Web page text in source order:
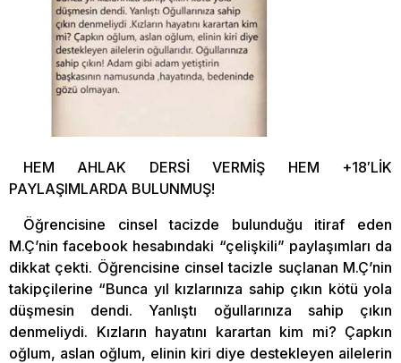
HEM AHLAK DERSİ VERMİŞ HEM +18′LİK
PAYLAŞIMLARDA BULUNMUŞ!
Öğrencisine cinsel tacizde bulunduğu itiraf eden
M.Ç’nin facebook hesabındaki “çelişkili” paylaşımları da
dikkat çekti. Öğrencisine cinsel tacizle suçlanan M.Ç’nin
takipçilerine “Bunca yıl kızlarınıza sahip çıkın kötü yola
düşmesin dendi. Yanlıştı oğullarınıza sahip çıkın
denmeliydi. Kızların hayatını karartan kim mi? Çapkın
oğlum, aslan oğlum, elinin kiri diye destekleyen ailelerin